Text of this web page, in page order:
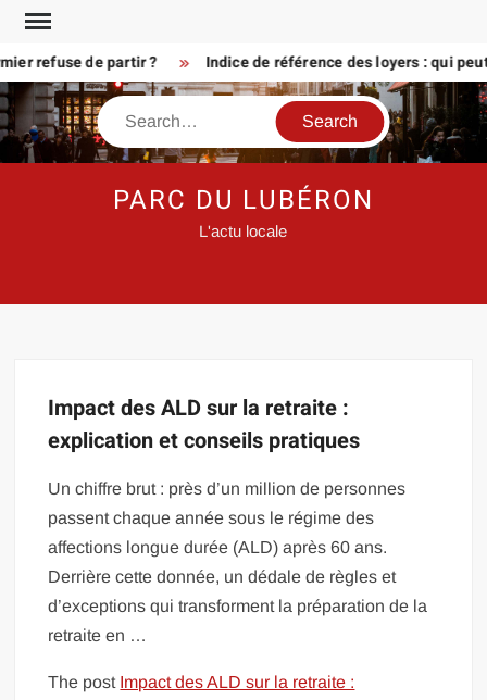
Skip
contentrefuse de partir ? Indice de référence des loyers : qui
Search
PARC DU LUBÉRON
L'actu locale
Impact des ALD sur la retraite :
explication et conseils pratiques
Un chiffre brut : près d’un million de personnes
passent chaque année sous le régime des
affections longue durée (ALD) après 60 ans.
Derrière cette donnée, un dédale de règles et
d’exceptions qui transforment la préparation de la
retraite en …
The post Impact des ALD sur la retraite :